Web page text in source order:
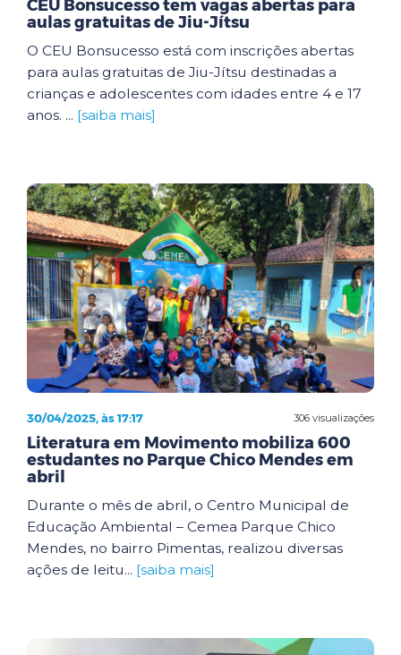
CEU Bonsucesso tem vagas abertas para
aulas gratuitas de Jiu-Jítsu
O CEU Bonsucesso está com inscrições abertas
para aulas gratuitas de Jiu-Jítsu destinadas a
crianças e adolescentes com idades entre 4 e 17
anos. ... [saiba mais]
306 visualizações
30/04/2025, às 17:17
Literatura em Movimento mobiliza 600
estudantes no Parque Chico Mendes em
abril
Durante o mês de abril, o Centro Municipal de
Educação Ambiental – Cemea Parque Chico
Mendes, no bairro Pimentas, realizou diversas
ações de leitu... [saiba mais]